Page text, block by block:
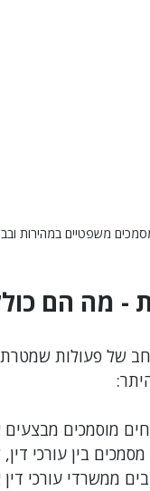
משפטיים במהירות
- מה הם
רחב של פעולות
מוסמכים
בין עורכי
ממשרדי עורכי דין